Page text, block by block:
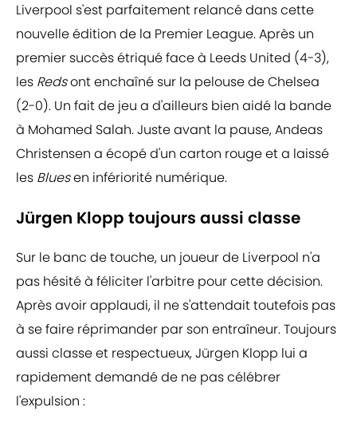
Liverpool s'est parfaitement relancé dans cette
nouvelle édition de la Premier League. Après un
premier succès étriqué face à Leeds United (4-3),
les Redsont enchaîné sur la pelouse de Chelsea
(2-0). Un fait de jeu a d'ailleurs bien aidé la bande
à Mohamed Salah. Juste avant la pause, Andeas
Christensen a écopé d'un carton rouge et a laissé
les Bluesen infériorité numérique.
Jürgen Klopp toujours aussi classe
Sur le banc de touche, un joueur de Liverpool n'a
pas hésité à féliciter l'arbitre pour cette décision.
Après avoir applaudi, il ne s'attendait toutefois pas
à se faire réprimander par son entraîneur. Toujours
aussi classe et respectueux, Jürgen Klopp lui a
rapidement demandé de ne pas célébrer
l'expulsion :